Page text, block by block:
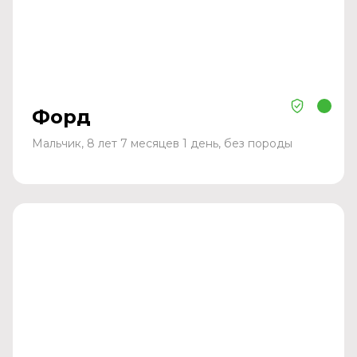
Форд
Мальчик, 8 лет 7 месяцев 1 день, без породы